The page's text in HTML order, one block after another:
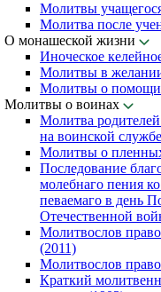
Молитвы
Молитва после
О монашеской жизни
Иноческое
Молитвы в
Молитвы о помощи
Молитвы о воинах
Молитва
на воинской службе
Молитвы о
Последование
молебнаго пения
певаемаго в день
Отечественной
Молитвослов
(2011)
Молитвослов
Краткий